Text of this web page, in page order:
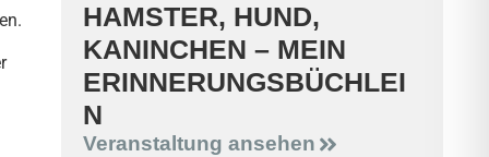
HAMSTER, HUND,
KANINCHEN – MEIN
ERINNERUNGSBÜCHLEI
N
Veranstaltung ansehen